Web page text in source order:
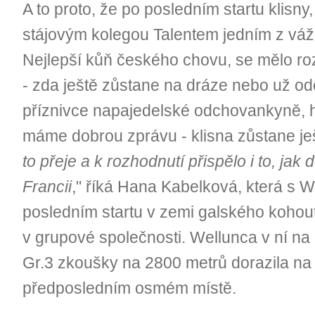
A to proto, že po posledním startu
stájovým kolegou Talentem jedním z
Nejlepší kůň českého chovu, se mělo
- zda ještě zůstane na dráze nebo už
příznivce napajedelské odchovankyně,
máme dobrou zprávu - klisna zůstane
to přeje a k rozhodnutí přispělo i to, jak
Francii," říká Hana Kabelková, která s
posledním startu v zemi galského
v grupové společnosti. Wellunca v ní
Gr.3 zkoušky na 2800 metrů dorazila
předposledním osmém místě.